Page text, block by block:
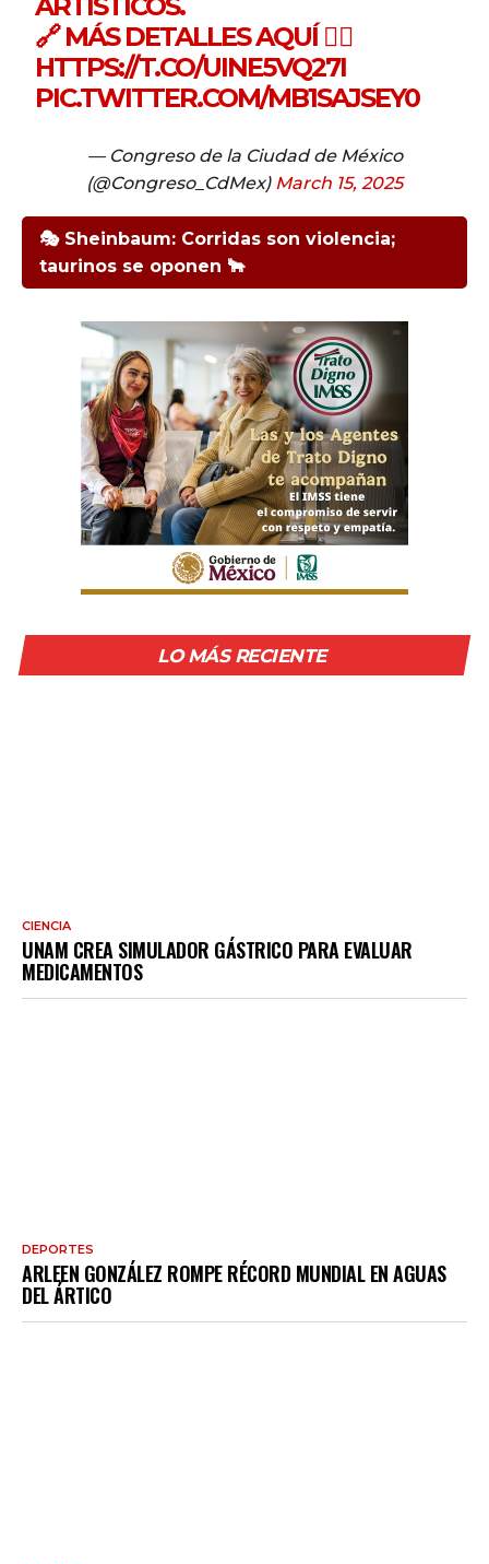
ARTÍSTICOS.
🔗 MÁS DETALLES AQUÍ 👇🏽
HTTPS://T.CO/UINE5VQ27I
PIC.TWITTER.COM/MB1SAJSEY0
— Congreso de la Ciudad de México
(@Congreso_CdMex) March 15, 2025
🎭 Sheinbaum: Corridas son violencia;
taurinos se oponen 🐂
LO MÁS RECIENTE
CIENCIA
UNAM CREA SIMULADOR GÁSTRICO PARA EVALUAR
MEDICAMENTOS
DEPORTES
ARLEEN GONZÁLEZ ROMPE RÉCORD MUNDIAL EN AGUAS
DEL ÁRTICO